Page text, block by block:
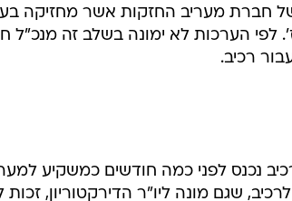
חברת מעריב החזקות אשר מחזיקה
לפי הערכות לא ימונה בשלב זה
רכיב.
לרכיב, שגם מונה ליו"ר הדירקטוריון,